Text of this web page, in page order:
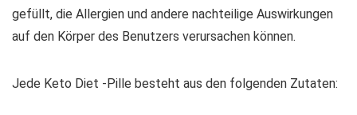
gefüllt, die Allergien und andere nachteilige Auswirkungen
auf den Körper des Benutzers verursachen können.
Jede Keto Diet -Pille besteht aus den folgenden Zutaten: